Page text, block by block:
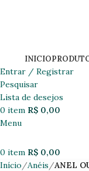
INICIO
Entrar / Registrar
Pesquisar
Lista de desejos
0 item R$ 0,00
Menu
0 item R$ 0,00
Início
Anéis
ANEL